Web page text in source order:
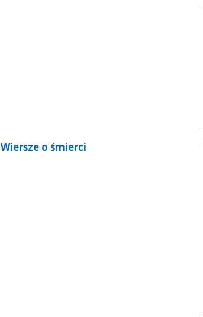
Wiersze o śmierci